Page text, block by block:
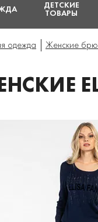
ДЕТСКИЕ
ТОВАРЫ
одежда Женские